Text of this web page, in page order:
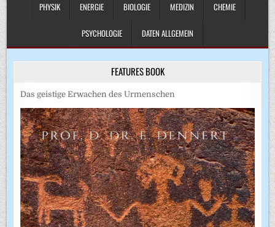
PHYSIK ENERGIE BIOLOGIE MEDIZIN CHEMIE
PSYCHOLOGIE DATEN ALLGEMEIN
FEATURES BOOK
Das geistige Erwachen des Urmenschen